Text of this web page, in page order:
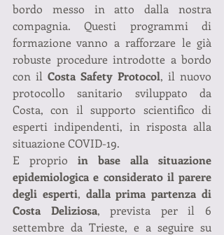
bordo messo in atto dalla nostra
compagnia. Questi programmi di
formazione vanno a rafforzare le già
robuste procedure introdotte a bordo
con il Costa Safety Protocol, il nuovo
protocollo sanitario sviluppato da
Costa, con il supporto scientifico di
esperti indipendenti, in risposta alla
situazione COVID-19.
E proprio in base alla situazione
epidemiologica e considerato il parere
degli esperti, dalla prima partenza di
Costa Deliziosa, prevista per il 6
settembre da Trieste, e a seguire su